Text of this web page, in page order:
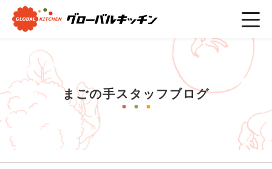
ホーム>まごの手スタッフブログ>お知らせ
≪まごの手キッ
チン≫ 個人販売 商品名検索 スマートフォン対応
まごの手スタッフブログ